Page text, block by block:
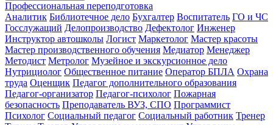
Профессиональная переподготовка
Аналитик Библиотечное дело Бухгалтер Воспитатель ГО и ЧС
Госслужащий Делопроизводство Дефектолог Инженер
Инструктор автошколы Логист Маркетолог Мастер красоты
Мастер производственного обучения Медиатор Менеджер
Методист Метролог Музейное и экскурсионное дело
Нутрициолог Общественное питание Оператор БПЛА Охрана
труда Оценщик Педагог дополнительного образования
Педагог-организатор Педагог-психолог Пожарная
безопасность Преподаватель ВУЗ, СПО Программист
Психолог Социальный педагог Социальный работник Тренер